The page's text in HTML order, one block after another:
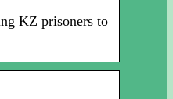
KZ prisoners to